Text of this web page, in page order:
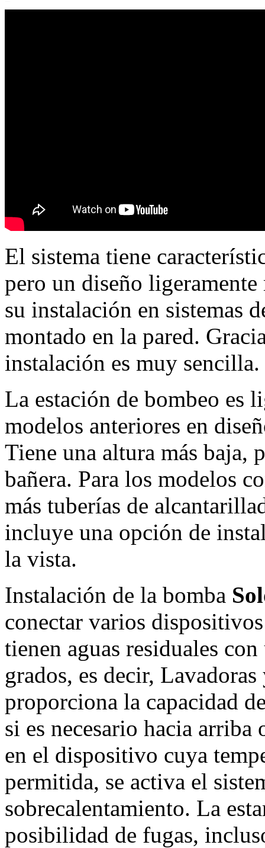
El sistema tiene
pero un diseño
su instalación en sistemas
montado en la pared.
instalación es muy sencilla.
La estación de bombeo es
modelos anteriores en
Tiene una altura más baja,
bañera. Para los modelos
más tuberías de
incluye una opción de
la vista.
Instalación de la bomba
conectar varios
tienen aguas residuales
grados, es decir,
proporciona la capacidad
si es necesario hacia
en el dispositivo cuya
permitida, se activa el
sobrecalentamiento. La
posibilidad de fugas,